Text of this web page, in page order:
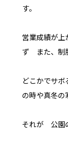
す。
営業成績が上
ず また、制
どこかでサ
の時や真冬
それが 公園